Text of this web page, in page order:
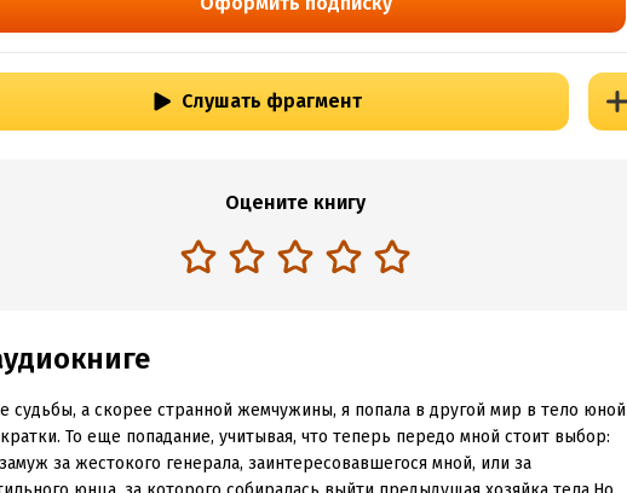
Слушать фрагмент
Оцените книгу
судьбы, а скорее странной жемчужины, я попала в другой мир в тело юной
То еще попадание, учитывая, что теперь передо мной стоит выбор:
за жестокого генерала, заинтересовавшегося мной, или за